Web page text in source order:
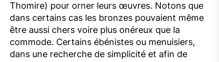
Thomire) pour orner leurs œuvres. Notons que
dans certains cas les bronzes pouvaient même
être aussi chers voire plus onéreux que la
commode. Certains ébénistes ou menuisiers,
dans une recherche de simplicité et afin de